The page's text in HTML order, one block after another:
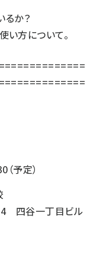
るか？
方について。
予定）
四谷一丁目ビル